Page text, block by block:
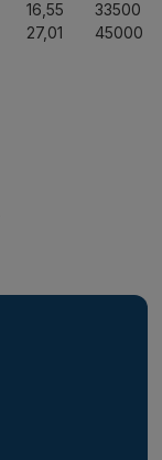
16,55
27,01
33500
45000